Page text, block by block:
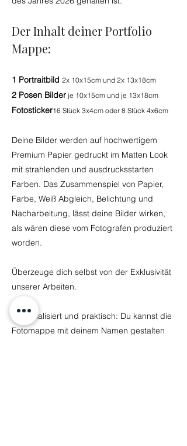
Der Inhalt deiner Portfolio
Mappe:
1 Portraitbild 2x 10x15cm und 2x 13x18cm
2 Posen Bilder je 10x15cm und je 13x18cm
Fotosticker16 Stück 3x4cm oder 8 Stück 4x6cm
Deine Bilder werden auf hochwertigem
Premium Papier gedruckt im Matten Look
mit strahlenden und ausdrucksstarten
Farben. Das Zusammenspiel von Papier,
Farbe, Weiß Abgleich, Belichtung und
Nacharbeitung, lässt deine Bilder wirken,
als wären diese vom Fotografen produziert
worden.
Überzeuge dich selbst von der Exklusivität
unserer Arbeiten.
Personalisiert und praktisch: Du kannst die
Fotomappe mit deinem Namen gestalten